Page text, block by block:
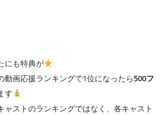
にも特典が
動画応援ランキングで1位になったら500フ
す
ストのランキングではなく、各キャスト